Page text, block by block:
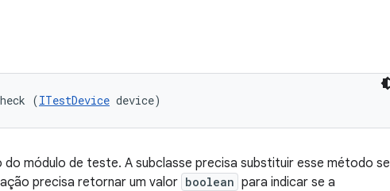
(ITestDevice device)
módulo de teste. A subclasse precisa substituir esse método se
precisa retornar um valor boolean para indicar se a